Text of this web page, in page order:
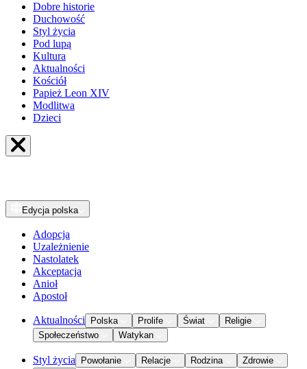
Dobre historie
Duchowość
Styl życia
Pod lupą
Kultura
Aktualności
Kościół
Papież Leon XIV
Modlitwa
Dzieci
Edycja polska
Adopcja
Uzależnienie
Nastolatek
Akceptacja
Anioł
Apostoł
Aktualności Polska Prolife Świat
Religie
Społeczeństwo
Watykan
Styl życia Powołanie Relacje Rodzina
Zdrowie